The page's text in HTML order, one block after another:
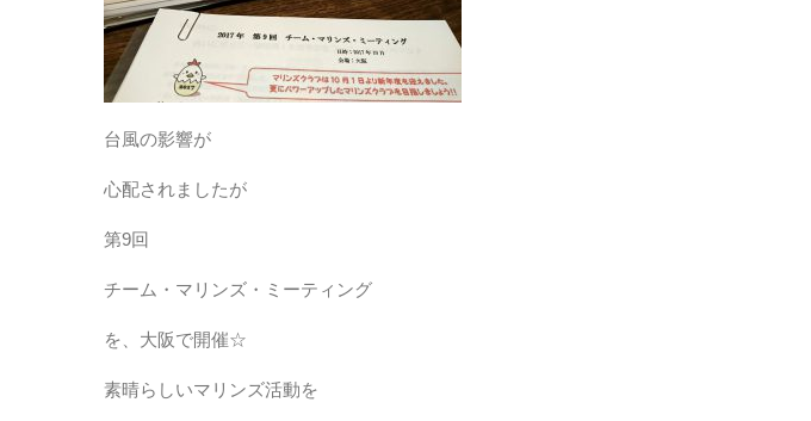
台風の影響が
心配されましたが
第9回
チーム・マリンズ・ミーティング
を、大阪で開催☆
素晴らしいマリンズ活動を